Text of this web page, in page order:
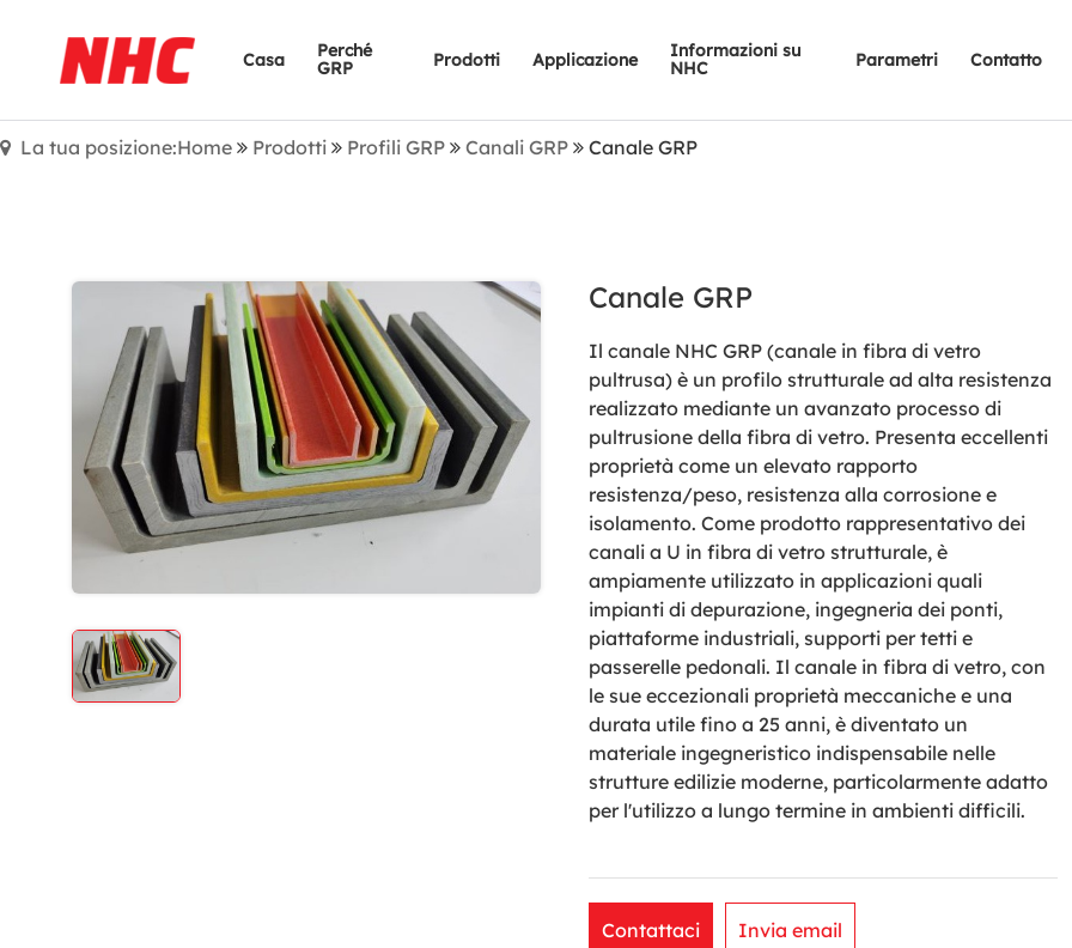
Casa
Perché
GRP
Prodotti Applicazione
Informazioni su
NHC
Parametri Contatto
La tua posizione:Home Prodotti Profili GRP Canali GRP Canale GRP
Canale GRP
Il canale NHC GRP (canale in fibra di vetro
pultrusa) è un profilo strutturale ad alta resistenza
realizzato mediante un avanzato processo di
pultrusione della fibra di vetro. Presenta eccellenti
proprietà come un elevato rapporto
resistenza/peso, resistenza alla corrosione e
isolamento. Come prodotto rappresentativo dei
canali a U in fibra di vetro strutturale, è
ampiamente utilizzato in applicazioni quali
impianti di depurazione, ingegneria dei ponti,
piattaforme industriali, supporti per tetti e
passerelle pedonali. Il canale in fibra di vetro, con
le sue eccezionali proprietà meccaniche e una
durata utile fino a 25 anni, è diventato un
materiale ingegneristico indispensabile nelle
strutture edilizie moderne, particolarmente adatto
per l'utilizzo a lungo termine in ambienti difficili.
Contattaci Invia email